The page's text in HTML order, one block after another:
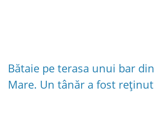
Bătaie pe terasa unui bar
Mare. Un tânăr a fost reținut